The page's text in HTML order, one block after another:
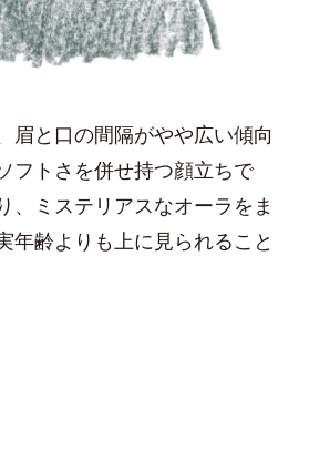
眉と口の間隔がやや広い傾向
フトさを併せ持つ顔立ちで
、ミステリアスなオーラをま
年齢よりも上に見られること